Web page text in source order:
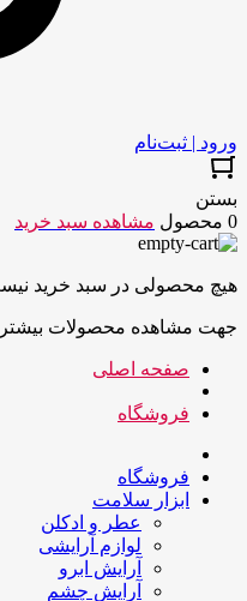
ورود | ثبت‌نام
بستن
0 محصول
مشاهده سبد خرید
هیچ محصولی در سبد خرید
جهت مشاهده محصولات بیشتر
صفحه اصلی
فروشگاه
فروشگاه
ابزار سلامت
عطر و ادکلن
لوازم آرایشی
آرایش ابرو
آرایش چشم